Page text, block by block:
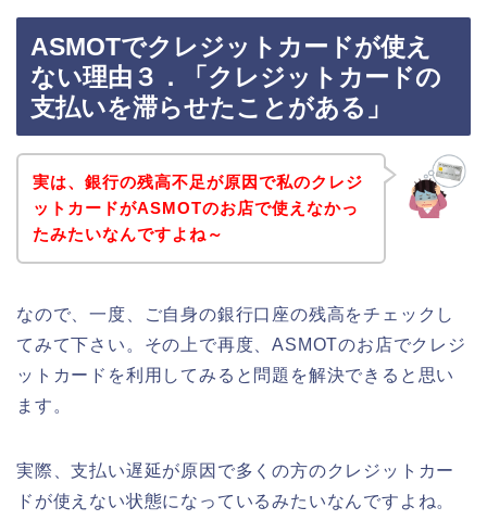
ASMOTでクレジットカードが使え
ない理由３．「クレジットカードの
支払いを滞らせたことがある」
実は、銀行の残高不足が原因で私のクレジ
ットカードがASMOTのお店で使えなかっ
たみたいなんですよね～
なので、一度、ご自身の銀行口座の残高をチェックし
てみて下さい。その上で再度、ASMOTのお店でクレジ
ットカードを利用してみると問題を解決できると思い
ます。
実際、支払い遅延が原因で多くの方のクレジットカー
ドが使えない状態になっているみたいなんですよね。